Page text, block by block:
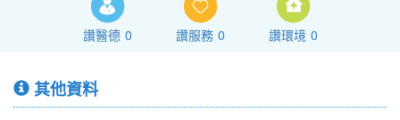
讚醫德 0 讚服務 0 讚環境 0
其他資料